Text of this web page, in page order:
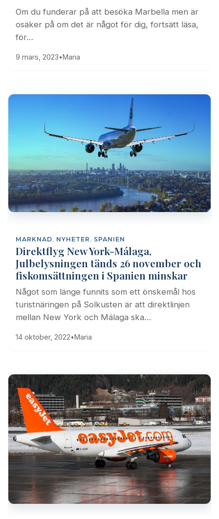
Om du funderar på att besöka Marbella men är
osäker på om det är något för dig, fortsätt läsa,
för…
9 mars, 2023•Maria
MARKNAD, NYHETER , SPANIEN
Direktflyg New York-Málaga,
Julbelysningen tänds 26 november och
fiskomsättningen i Spanien minskar
Något som länge funnits som ett önskemål hos
turistnäringen på Solkusten är att direktlinjen
mellan New York och Málaga ska…
14 oktober, 2022•Maria